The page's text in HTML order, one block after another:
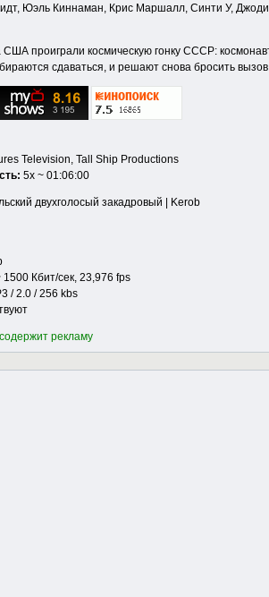
Юэль Киннаман, Крис Маршалл, Синти У,
проиграли космическую гонку СССР:
сдаваться, и решают снова бросить
Television, Tall Ship Productions
5x ~ 01:06:00
двухголосый закадровый | Kerob
Кбит/сек, 23,976 fps
/ 2.0 / 256 kbs
рекламу